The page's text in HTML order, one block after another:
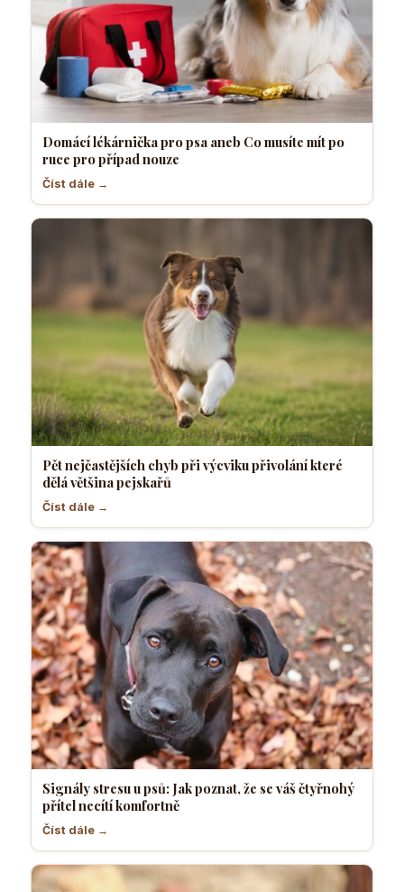
Domácí lékárnička pro psa aneb Co musíte mít po
ruce pro případ nouze
Číst dále →
Pět nejčastějších chyb při výcviku přivolání které
dělá většina pejskařů
Číst dále →
Signály stresu u psů: Jak poznat, že se váš čtyřnohý
přítel necítí komfortně
Číst dále →